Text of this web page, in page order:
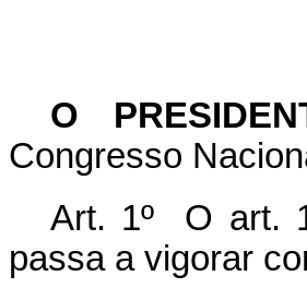
O
Congresso
Art. 1º O art.
passa a vigorar